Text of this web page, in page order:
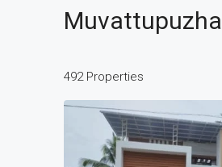
Muvattupuzha
492 Properties